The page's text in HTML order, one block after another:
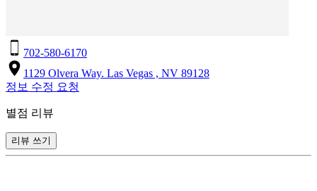
702-580-6170
1129 Olvera Way. Las Vegas , NV 89128
정보 수정 요청
별점 리뷰
리뷰 쓰기